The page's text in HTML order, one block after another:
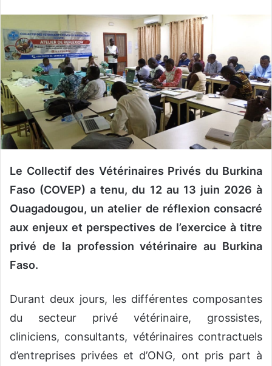
o
y
e
r
u
n
c
o
r
r
e
l
Le Collectif des Vétérinaires Privés du Burkina
Faso (COVEP) a tenu, du 12 au 13 juin 2026 à
Ouagadougou, un atelier de réflexion consacré
aux enjeux et perspectives de l’exercice à titre
privé de la profession vétérinaire au Burkina
Faso.
Durant deux jours, les différentes composantes
du secteur privé vétérinaire, grossistes,
cliniciens, consultants, vétérinaires contractuels
d’entreprises privées et d’ONG, ont pris part à